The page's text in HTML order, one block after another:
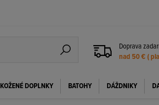
Doprava
nad 50 € (
KOŽENÉ DOPLNKY BATOHY DÁŽDNIKY